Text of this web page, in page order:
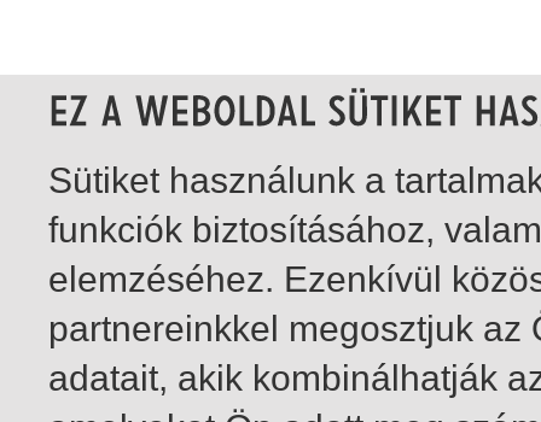
Sütiket használunk a
funkciók biztosításához,
elemzéséhez. Ezenkívül
partnereinkkel megosztjuk
adatait, akik kombinálhatják